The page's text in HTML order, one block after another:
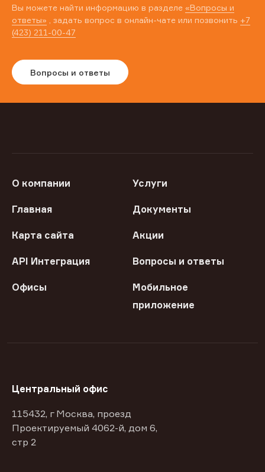
Вы можете найти информацию в разделе «Вопросы и
ответы» , задать вопрос в онлайн-чате или позвонить +7
(423) 211-00-47
Вопросы и ответы
О компании Услуги
Главная Документы
Карта сайта Акции
API Интеграция Вопросы и ответы
Офисы
Мобильное
приложение
Центральный офис
115432, г Москва, проезд
Проектируемый 4062-й, дом 6,
стр 2